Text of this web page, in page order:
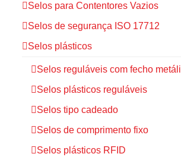
Selos para Contentores Vazios
Selos de segurança ISO 17712
Selos plásticos
Selos reguláveis com fecho
Selos plásticos reguláveis
Selos tipo cadeado
Selos de comprimento fixo
Selos plásticos RFID